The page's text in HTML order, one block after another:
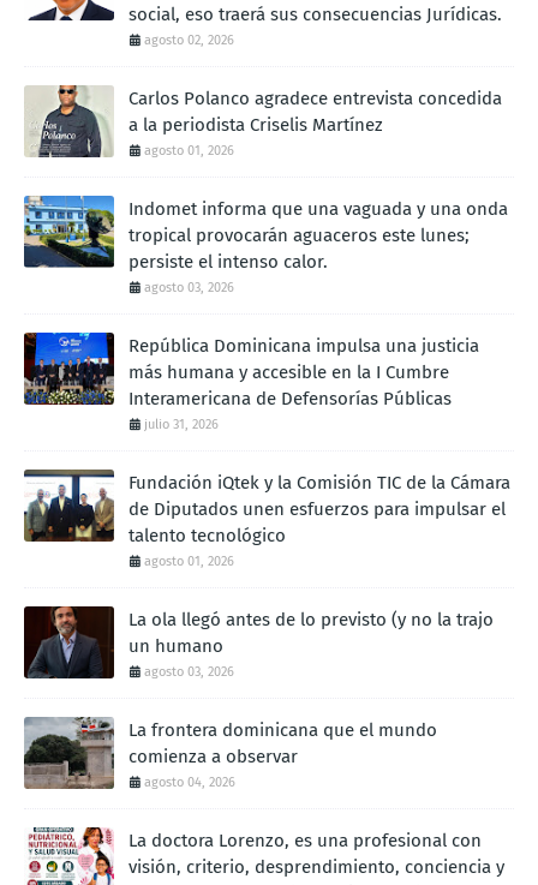
social, eso traerá sus consecuencias Jurídicas.
agosto 02, 2026
Carlos Polanco agradece entrevista concedida
a la periodista Criselis Martínez
agosto 01, 2026
Indomet informa que una vaguada y una onda
tropical provocarán aguaceros este lunes;
persiste el intenso calor.
agosto 03, 2026
República Dominicana impulsa una justicia
más humana y accesible en la I Cumbre
Interamericana de Defensorías Públicas
julio 31, 2026
Fundación iQtek y la Comisión TIC de la Cámara
de Diputados unen esfuerzos para impulsar el
talento tecnológico
agosto 01, 2026
La ola llegó antes de lo previsto (y no la trajo
un humano
agosto 03, 2026
La frontera dominicana que el mundo
comienza a observar
agosto 04, 2026
La doctora Lorenzo, es una profesional con
visión, criterio, desprendimiento, conciencia y